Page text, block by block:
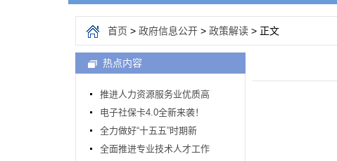
首页 > 政府信息公开> 政策解读> 正文
热点内容
推进人力资源服务业优质高
电子社保卡4.0全新来袭！
全力做好“十五五”时期新
全面推进专业技术人才工作